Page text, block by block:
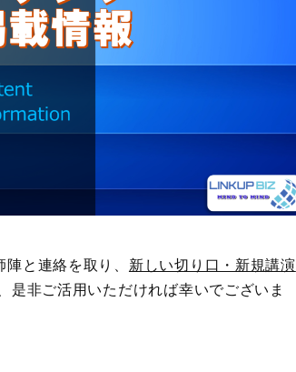
と連絡を取り、 新しい切り口・新規講演
是非ご活用いただければ幸いでございま